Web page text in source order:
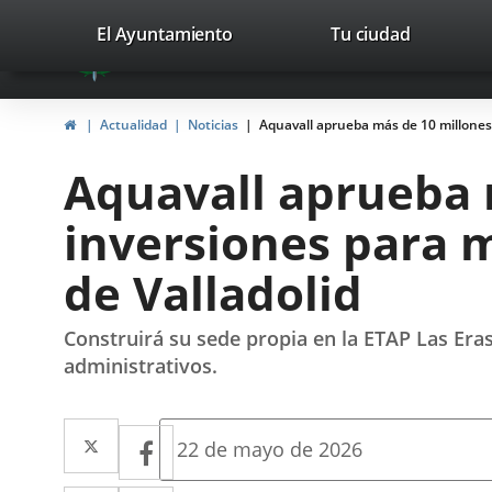
Portal
Web
del
Valladolid
avaTop
valladolid.es
El Ayuntamiento Tu ciudad
InicioActualidad Noticias Aquavall aprueba más de 10
Aquavall aprueba
inversiones para
de Valladolid
Construirá su sede propia en la ETAP Las
administrativos.
Twitter
Enlace
a
Facebook
Enlace
a
Fecha
22 de mayo de 2026